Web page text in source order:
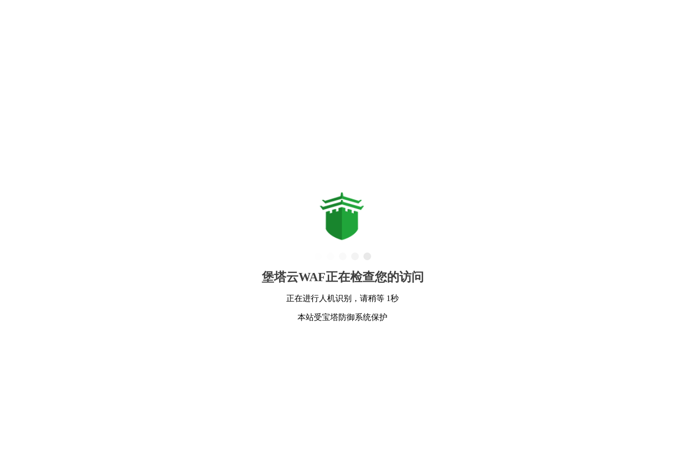
堡塔云WAF正在检查您的访问
正在进行人机识别，请稍等 1秒
本站受宝塔防御系统保护